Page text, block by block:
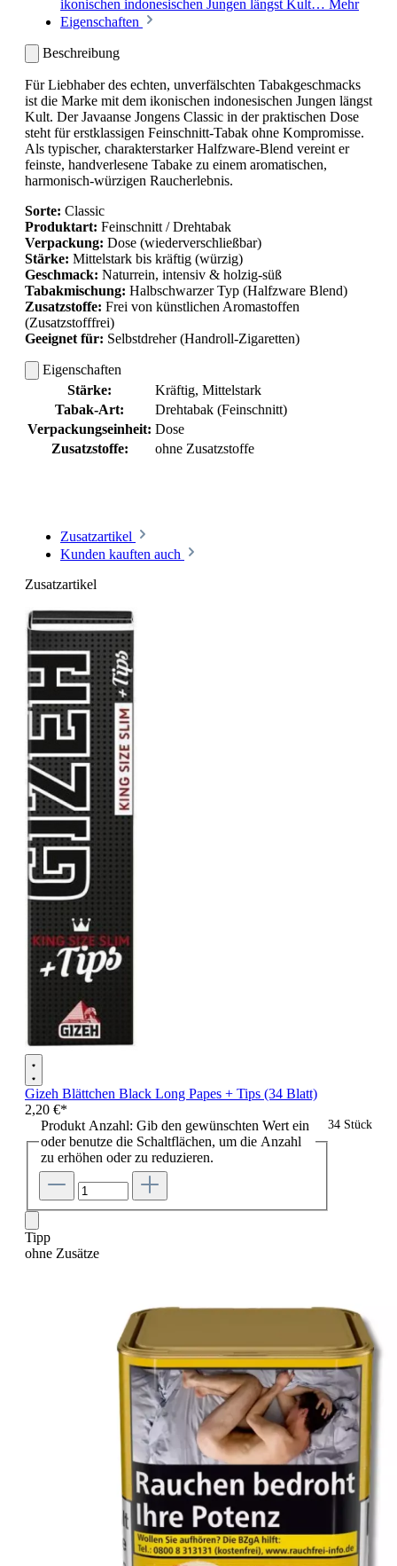
ikonischen indonesischen Jungen längst Kult… Mehr
Eigenschaften
Beschreibung
Für Liebhaber des echten, unverfälschten Tabakgeschmacks
ist die Marke mit dem ikonischen indonesischen Jungen längst
Kult. DerJavaanse Jongens Classic in der praktischen Dose
steht für erstklassigen Feinschnitt-Tabak ohne Kompromisse.
Als typischer, charakterstarker Halfzware-Blend vereint er
feinste, handverlesene Tabake zu einem aromatischen,
harmonisch-würzigen Raucherlebnis.
Sorte: Classic
Produktart: Feinschnitt / Drehtabak
Verpackung: Dose (wiederverschließbar)
Stärke: Mittelstark bis kräftig (würzig)
Geschmack: Naturrein, intensiv & holzig-süß
Tabakmischung: Halbschwarzer Typ (Halfzware Blend)
Zusatzstoffe: Frei von künstlichen Aromastoffen
(Zusatzstofffrei)
Geeignet für: Selbstdreher (Handroll-Zigaretten)
Eigenschaften
Stärke:
Kräftig, Mittelstark
Tabak-Art:
Drehtabak (Feinschnitt)
Verpackungseinheit: Dose
Zusatzstoffe:
ohne Zusatzstoffe
Zusatzartikel
Kunden kauften auch
Zusatzartikel
Gizeh Blättchen Black Long Papes + Tips (34 Blatt)
2,20 €*
34 Stück
Produkt Anzahl: Gib den gewünschten Wert ein
oder benutze die Schaltflächen, um die Anzahl
zu erhöhen oder zu reduzieren.
Tipp
ohne Zusätze